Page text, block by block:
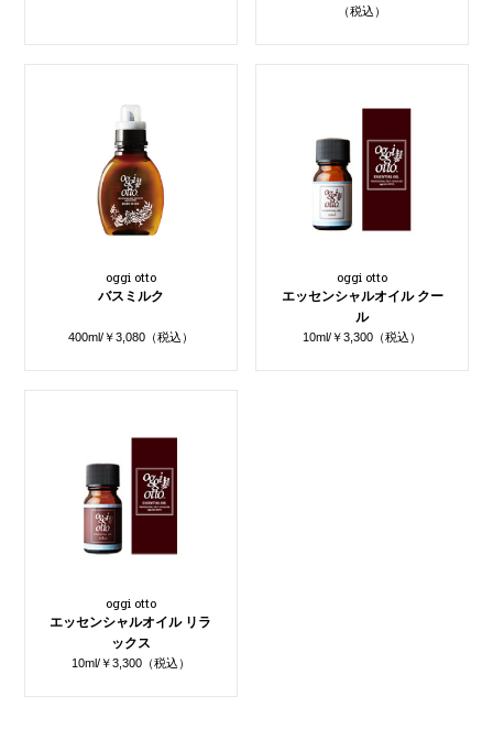
（税込）
oggi otto
バスミルク
400ml/￥3,080（税込）
oggi otto
エッセンシャルオイル クー
ル
10ml/￥3,300（税込）
oggi otto
エッセンシャルオイル リラ
ックス
10ml/￥3,300（税込）